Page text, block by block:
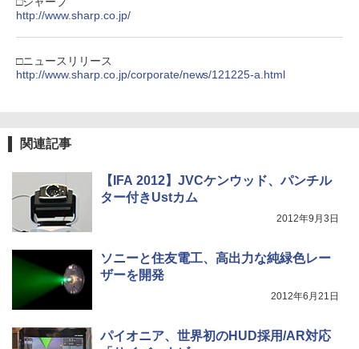
http://www.sharp.co.jp/
□ニュースリリース
http://www.sharp.co.jp/corporate/news/121225-a.html
関連記事
【IFA 2012】JVCケンウッド、パンチル
ター付きUstカム
2012年9月3日
ソニーと住友電工、高出力な純緑色レー
ザーを開発
2012年6月21日
パイオニア、世界初のHUD採用/AR対応